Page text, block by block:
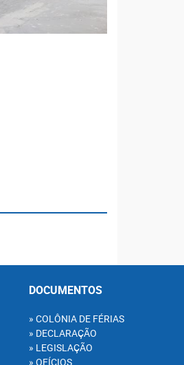
DOCUMENTOS
COLÔNIA DE FÉRIAS
DECLARAÇÃO
LEGISLAÇÃO
OFÍCIOS